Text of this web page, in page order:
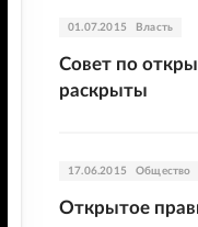
01.07.2015 Власть
Совет по
раскрыты
17.06.2015 Общество
Открытое